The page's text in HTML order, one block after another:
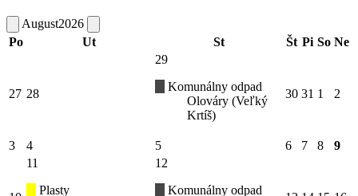
August2026
Po
Ut St Št Pi So Ne
27 28
29
Komunálny odpad
Olováry (Veľký
Krtíš)
30 31 1 2
3 4 5 6 7 8 9
11
Plasty
12
Komunálny odpad